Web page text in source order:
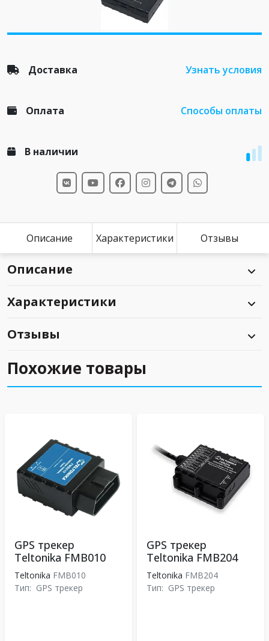
Доставка Узнать условия
Оплата Способы оплаты
В наличии
Описание Характеристики Отзывы
Описание
Характеристики
Отзывы
Похожие товары
GPS трекер
Teltonika FMB010
Teltonika FMB010
Тип: GPS трекер
GPS трекер
Teltonika FMB204
Teltonika FMB204
Тип: GPS трекер